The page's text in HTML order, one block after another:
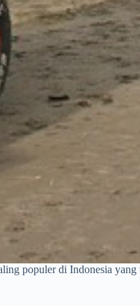
populer di Indonesia yang